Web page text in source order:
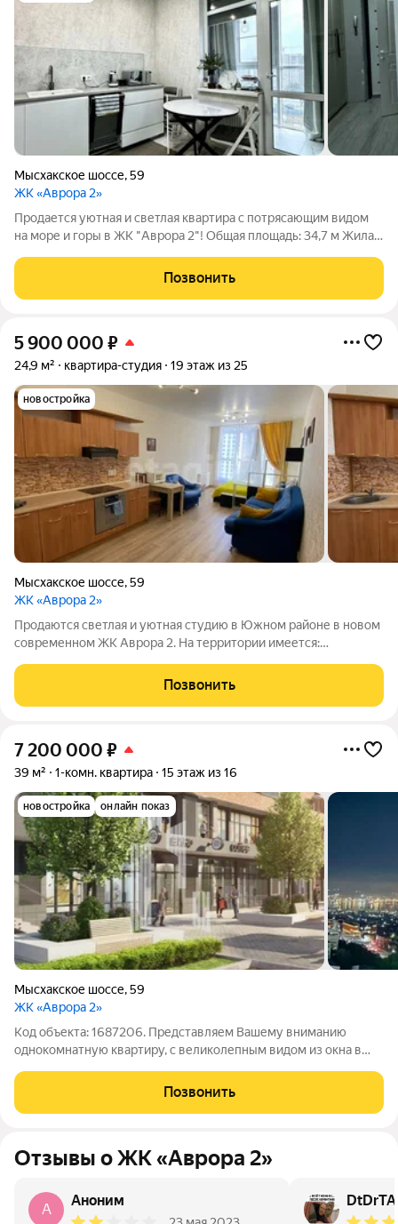
Мысхакское шоссе,59
ЖК «Аврора 2»
Продается уютная и светлая квартира с потрясающим видом
на море и горы в ЖК "Аврора 2"! Общая площадь: 34,7 м Жилая
постройки: 2021 Преимущества квартиры: На территории
находятся детский сад,
Позвонить
5 900 000 ₽
24,9 м² квартира-студия 19 этаж из 25
новостройка
Мысхакское шоссе,59
ЖК «Аврора 2»
Продаются светлая и уютная студию в Южном районе в новом
современном ЖК Аврoрa 2. На территории имеется:
плoщaдки, зеленая зона, в перспективе зaкpытый двop.
Отличное расположение на возвышенности,
Позвонить
7 200 000 ₽
39 м² 1-комн. квартира 15 этаж из 16
новостройка онлайн показ
Мысхакское шоссе,59
ЖК «Аврора 2»
Код объекта: 1687206. Представляем Вашему вниманию
однокомнатную квартиру, с великолепным видом из окна в
границе Центрального и Южного района по адресу
Мысхакское шоссе, дом 59, на 15 этаже, 16
Позвонить
Отзывы о ЖК «Аврора 2»
A
Аноним DtDrTA